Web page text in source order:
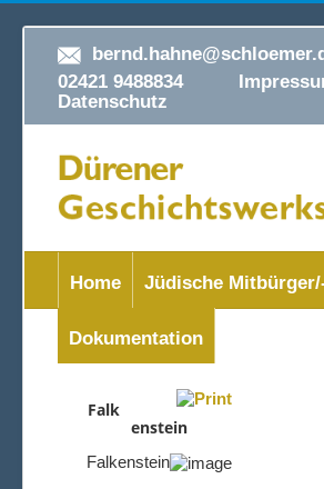
02421 9488834
Datenschutz
Home Jüdische
Dokumentation
Falk
enstein
Falkenstein